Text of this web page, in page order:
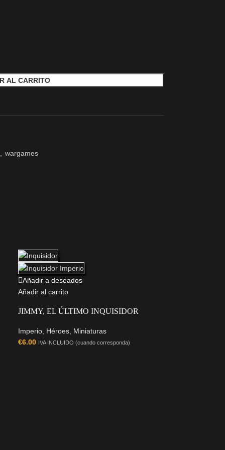
AL CARRITO
wargames
Añadir a deseados
Añadir al carrito
JIMMY, EL ÚLTIMO INQUISIDOR
Imperio, Héroes, Miniaturas
€6.00 IVA INCLUIDO (cuando corresponda)